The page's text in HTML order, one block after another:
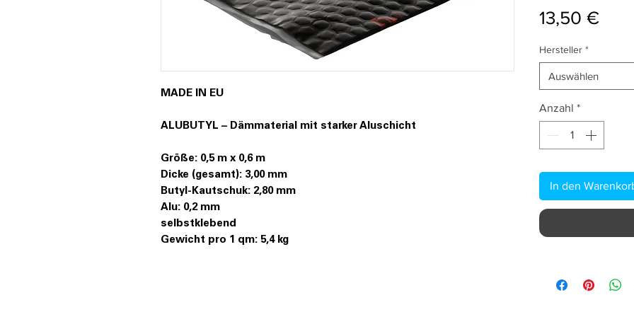
MADE IN EU
ALUBUTYL – Dämmaterial mit starker Aluschicht
Größe: 0,5 m x 0,6 m
Dicke (gesamt): 3,00 mm
Butyl-Kautschuk: 2,80 mm
Alu: 0,2 mm
selbstklebend
Gewicht pro 1 qm: 5,4 kg
13,50 €Preis
Hersteller *
Auswählen
Anzahl *
In den